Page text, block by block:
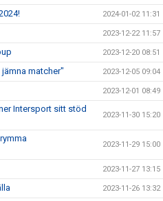
2024-01-02 11:31
2023-12-22 11:57
2023-12-20 08:51
matcher" 2023-12-05 09:04
2023-12-01 08:49
Intersport sitt stöd
2023-11-30 15:20
2023-11-29 15:00
2023-11-27 13:15
2023-11-26 13:32